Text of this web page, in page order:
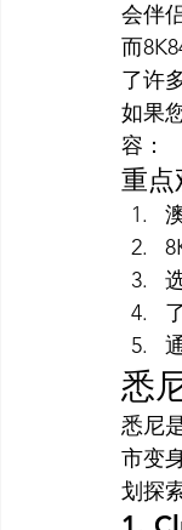
会伴
而
了许
如果
容：
重点
悉
悉尼
市变
划探